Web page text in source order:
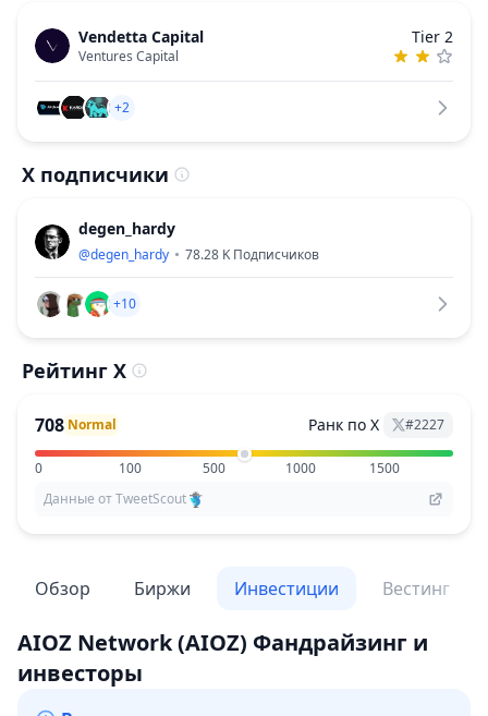
Vendetta Capital
Ventures Capital
Tier 2
+2
X подписчики
degen_hardy
@degen_hardy 78.28 K Подписчиков
+10
Рейтинг X
708 Normal Ранк по X #2227
0 100 500 1000
1500
Данные от TweetScout
Обзор Биржи Инвестиции Вестинг
AIOZ Network(AIOZ) Фандрайзинг и
инвесторы